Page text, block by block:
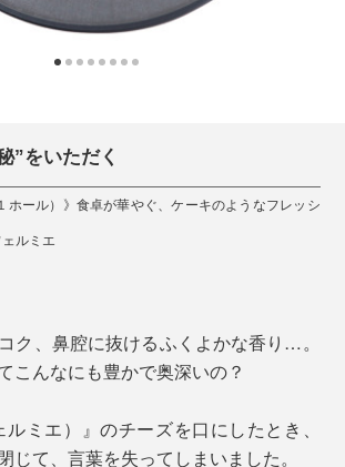
”をいただく
ホール）》食卓が華やぐ、ケーキのようなフレッシ
ルミエ
ク、鼻腔に抜けるふくよかな香り…。
こんなにも豊かで奥深いの？
ルミエ）』のチーズを口にしたとき、
じて、言葉を失ってしまいました。